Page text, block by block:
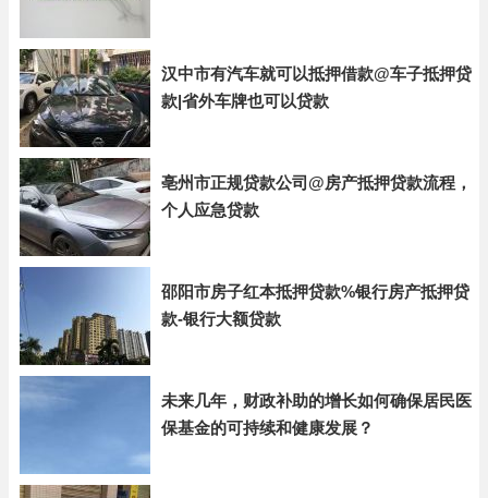
汉中市有汽车就可以抵押借款@车子抵押贷
款|省外车牌也可以贷款
亳州市正规贷款公司@房产抵押贷款流程，
个人应急贷款
邵阳市房子红本抵押贷款%银行房产抵押贷
款-银行大额贷款
未来几年，财政补助的增长如何确保居民医
保基金的可持续和健康发展？